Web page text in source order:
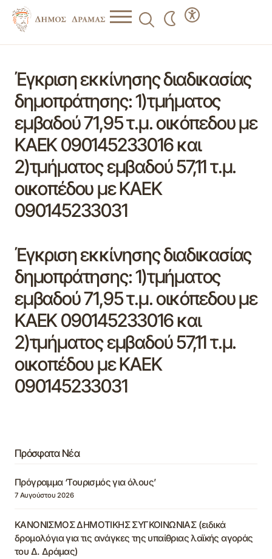
Έγκριση εκκίνησης διαδικασίας
δημοπράτησης: 1)τμήματος
εμβαδού 71,95 τ.μ. οικόπεδου με
ΚΑΕΚ 090145233016 και
2)τμήματος εμβαδού 57,11 τ.μ.
οικοπέδου με ΚΑΕΚ
090145233031
Έγκριση εκκίνησης διαδικασίας
δημοπράτησης: 1)τμήματος
εμβαδού 71,95 τ.μ. οικόπεδου με
ΚΑΕΚ 090145233016 και
2)τμήματος εμβαδού 57,11 τ.μ.
οικοπέδου με ΚΑΕΚ
090145233031
Πρόσφατα Νέα
Πρόγραμμα ‘Τουρισμός για όλους’
7 Αυγούστου 2026
ΚΑΝΟΝΙΣΜΟΣ ΔΗΜΟΤΙΚΗΣ ΣΥΓΚΟΙΝΩΝΙΑΣ (ειδικά
δρομολόγια για τις ανάγκες της υπαίθριας λαϊκής αγοράς
του Δ. Δράμας)